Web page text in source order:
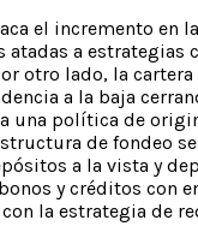
el incremento en
atadas a estrategias
otro lado, la
a la baja
una política de
de fondeo
a la vista y
y créditos con
la estrategia de